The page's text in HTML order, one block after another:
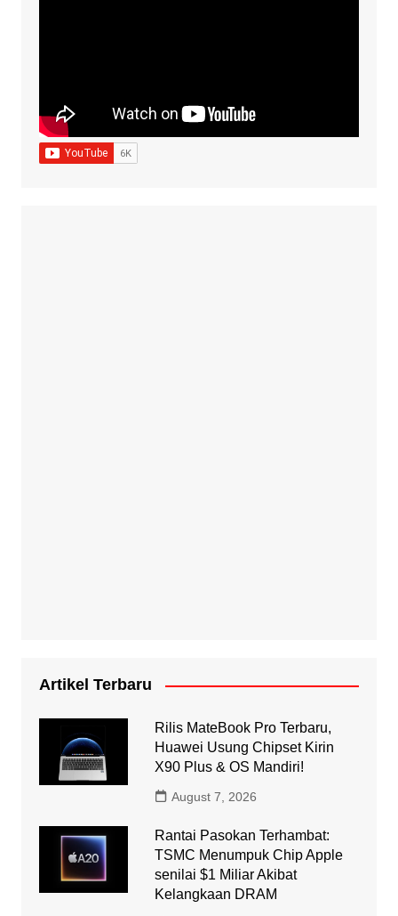
Artikel Terbaru
Rilis MateBook Pro Terbaru,
Huawei Usung Chipset Kirin
X90 Plus & OS Mandiri!
August 7, 2026
Rantai Pasokan Terhambat:
TSMC Menumpuk Chip Apple
senilai $1 Miliar Akibat
Kelangkaan DRAM